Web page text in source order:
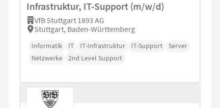
Infrastruktur, IT-Support (m/w/d)
VfB Stuttgart 1893 AG
Stuttgart, Baden-Württemberg
Informatik IT IT-Infrastruktur IT-Support
Server
Netzwerke
2nd Level Support